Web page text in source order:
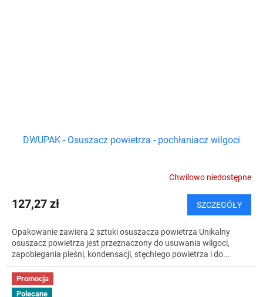
DWUPAK - Osuszacz powietrza - pochłaniacz wilgoci
Chwilowo niedostępne
127,27 zł SZCZEGÓŁY
Opakowanie zawiera 2 sztuki osuszacza powietrza Unikalny
osuszacz powietrza jest przeznaczony do usuwania wilgoci,
zapobiegania pleśni, kondensacji, stęchłego powietrza i do...
Promocja
Polecane